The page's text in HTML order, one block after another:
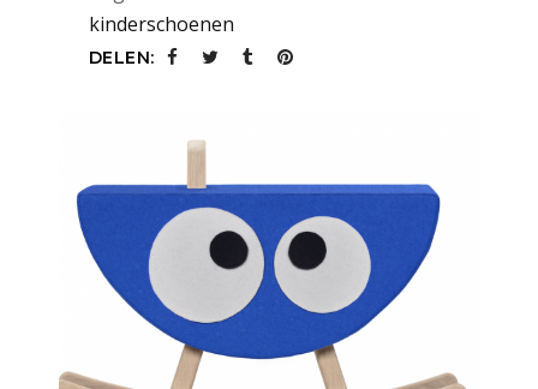
kinderschoenen
DELEN: